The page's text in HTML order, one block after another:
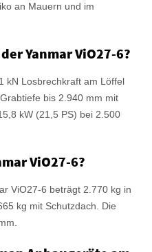
an Mauern und im
Yanmar ViO27-6?
kN Losbrechkraft am Löffel
bis 2.940 mm mit
kW (21,5 PS) bei 2.500
ViO27-6?
ViO27-6 beträgt 2.770 kg in
kg mit Schutzdach. Die